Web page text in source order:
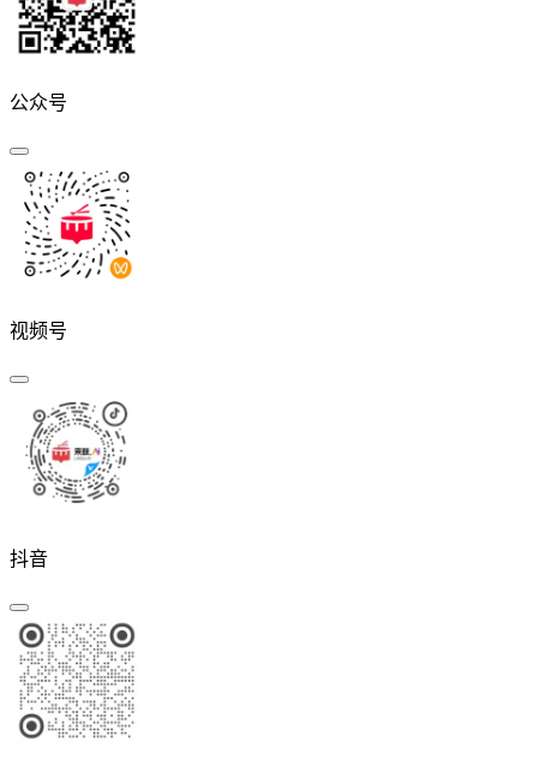
公众号
视频号
抖音